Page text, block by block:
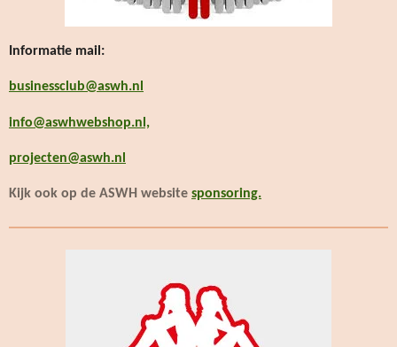
Informatie mail:
businessclub@aswh.nl
info@aswhwebshop.nl,
projecten@aswh.nl
Kijk ook op de ASWH website sponsoring.